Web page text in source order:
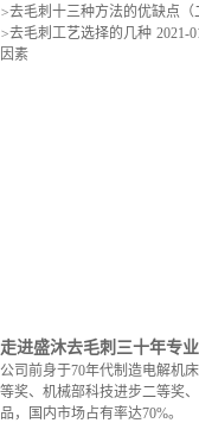
>去毛刺十三种方法的优缺点（
2021-
>去毛刺工艺选择的几种
因素
走进盛沐去毛刺 三十年专
公司前身于70年代制造电解机
等奖、机械部科技进步二等奖
品，国内市场占有率达70%。